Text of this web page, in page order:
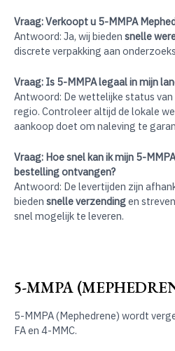
Vraag: Verkoopt u 5-MMPA
Antwoord: Ja, wij bieden snelle
discrete verpakking aan
Vraag: Is 5-MMPA legaal in mijn
Antwoord: De wettelijke status van
regio. Controleer altijd de lokale
aankoop doet om naleving te
Vraag: Hoe snel kan ik mijn 5-
bestelling ontvangen?
Antwoord: De levertijden zijn
bieden snelle verzendingen
snel mogelijk te leveren.
5-MMPA
5-MMPA (Mephedrene) wordt
FA en 4-MMC.